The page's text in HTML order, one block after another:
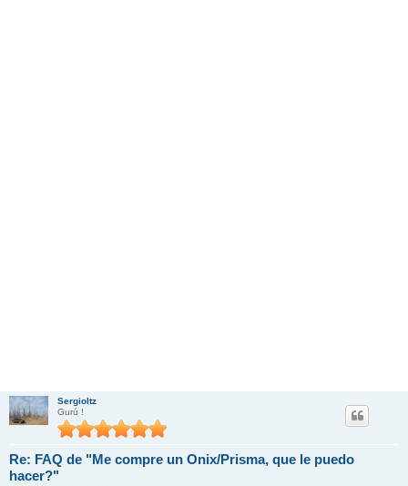
Sergioltz
Gurú !
Re: FAQ de "Me compre un Onix/Prisma, que le puedo
hacer?"